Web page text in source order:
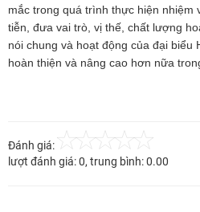
mắc trong quá trình thực hiện nhiệm
tiễn, đưa vai trò, vị thế, chất lượng
nói chung và hoạt động của đại biểu
hoàn thiện và nâng cao hơn nữa
Đánh giá:
lượt đánh giá:0, trung bình:0.00